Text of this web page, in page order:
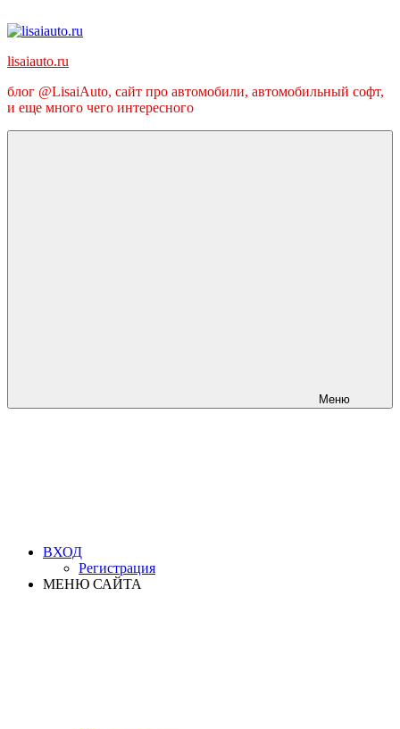
к
lisaiauto.ru
блог @LisaiAuto, сайт про автомобили, автомобильный софт,
и еще много чего интересного
Меню
ВХОД
Регистрация
МЕНЮ САЙТА